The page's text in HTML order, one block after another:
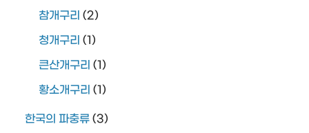
참개구리 (2)
청개구리 (1)
큰산개구리 (1)
황소개구리 (1)
한국의 파충류 (3)